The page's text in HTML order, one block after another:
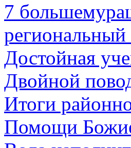
7
региональный
Достойная
Двойной
Итоги
Помощи